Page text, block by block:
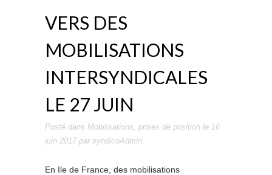
VERS DES
MOBILISATIONS
INTERSYNDICALES
LE 27 JUIN
Posté dans Mobilisations, prises de position le 16
juin 2017par syndicoAdmin.
En Ile de France, des mobilisations